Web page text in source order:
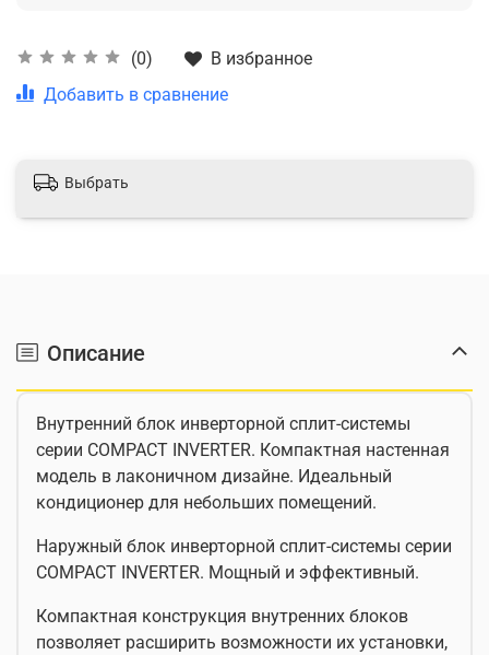
(0)
В избранное
Добавить в сравнение
Выбрать
Описание
Внутренний блок инверторной сплит-системы
серии COMPACT INVERTER. Компактная настенная
модель в лаконичном дизайне. Идеальный
кондиционер для небольших помещений.
Наружный блок инверторной сплит-системы серии
COMPACT INVERTER. Мощный и эффективный.
Компактная конструкция внутренних блоков
позволяет расширить возможности их установки,